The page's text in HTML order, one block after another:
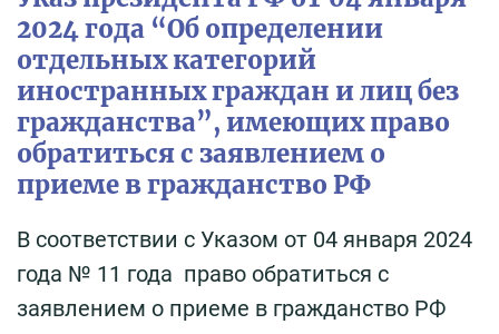
2024 года “Об определении
отдельных категорий
иностранных граждан и лиц без
гражданства”, имеющих право
обратиться с заявлением о
приеме в гражданство РФ
В соответствии с Указом от 04 января 2024
года № 11 года право обратиться с
заявлением о приеме в гражданство РФ